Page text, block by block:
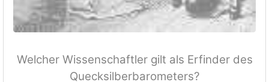
Welcher Wissenschaftler gilt als Erfinder des
Quecksilberbarometers?